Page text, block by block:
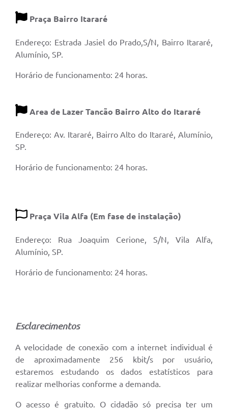
Praça Bairro Itararé
Endereço: Estrada Jasiel do Prado,S/N, Bairro Itararé,
Alumínio, SP.
Horário de funcionamento: 24 horas.
Area de Lazer Tancão Bairro Alto do Itararé
Endereço: Av. Itararé, Bairro Alto do Itararé, Alumínio,
SP.
Horário de funcionamento: 24 horas.
Praça Vila Alfa (Em fase de instalação)
Endereço: Rua Joaquim Cerione, S/N, Vila Alfa,
Alumínio, SP.
Horário de funcionamento: 24 horas.
Esclarecimentos
A velocidade de conexão com a internet individual é
de aproximadamente 256 kbit/s por usuário,
estaremos estudando os dados estatísticos para
realizar melhorias conforme a demanda.
O acesso é gratuito. O cidadão só precisa ter um